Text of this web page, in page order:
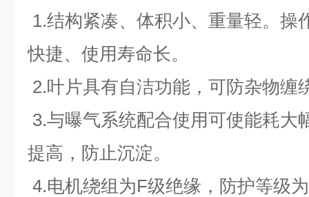
1.结构紧凑、体积小、重量轻。操
快捷、使用寿命长。
2.叶片具有自洁功能，可防杂物缠
3.与曝气系统配合使用可使能耗大
提高，防止沉淀。
4.电机绕组为F级绝缘，防护等级